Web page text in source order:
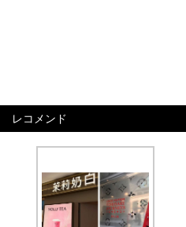
レコメンド